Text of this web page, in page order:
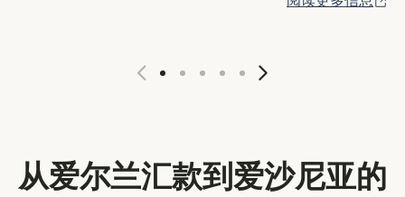
从爱尔兰汇款到爱沙尼亚的